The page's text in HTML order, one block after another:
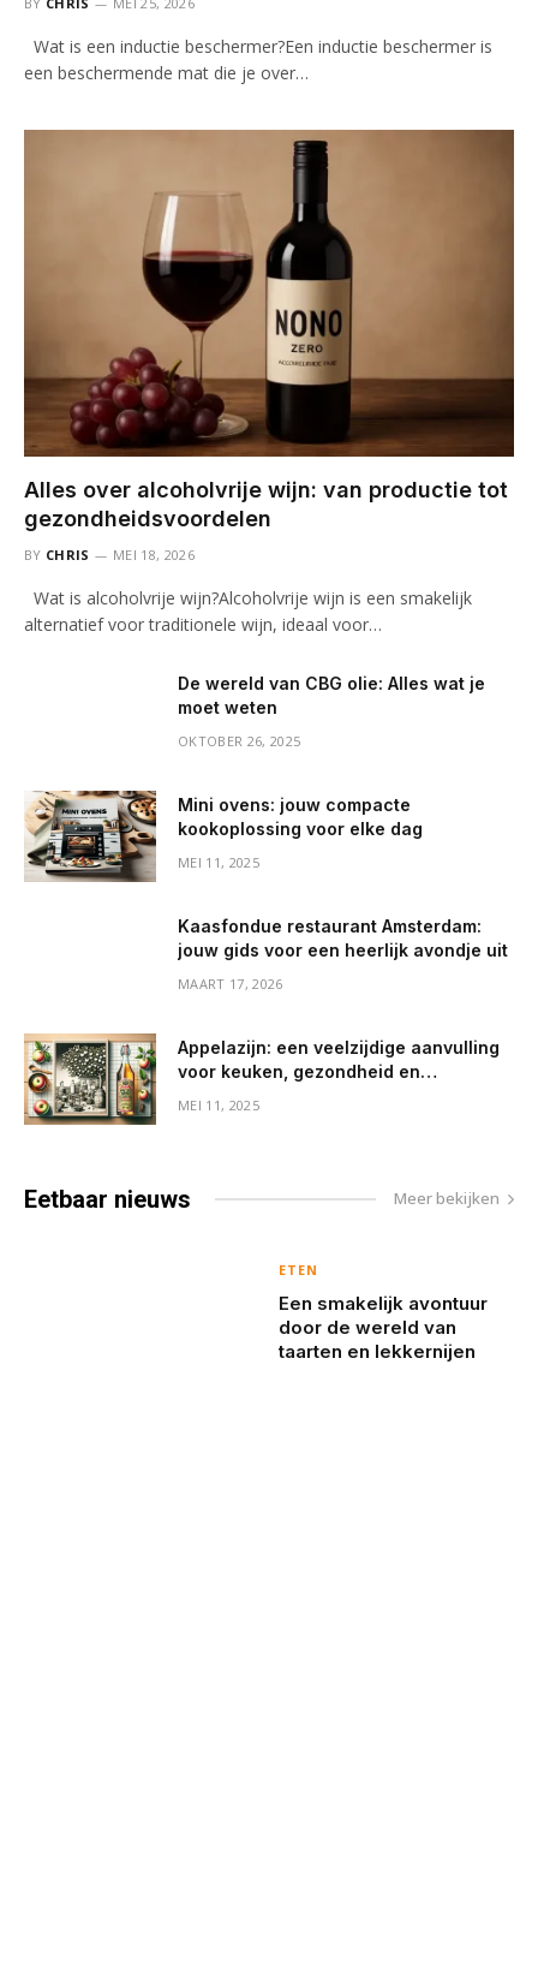
Wat is een inductie beschermer?Een inductie beschermer is
een beschermende mat die je over…
Alles over alcoholvrije wijn: van productie tot
gezondheidsvoordelen
BY CHRIS MEI 18, 2026
Wat is alcoholvrije wijn?Alcoholvrije wijn is een smakelijk
alternatief voor traditionele wijn, ideaal voor…
De wereld van CBG olie: Alles wat je
moet weten
OKTOBER 26, 2025
Mini ovens: jouw compacte
kookoplossing voor elke dag
MEI 11, 2025
Kaasfondue restaurant Amsterdam:
jouw gids voor een heerlijk avondje uit
MAART 17, 2026
Appelazijn: een veelzijdige aanvulling
voor keuken, gezondheid en
MEI 11, 2025
Eetbaar nieuws Meer bekijken
ETEN
Een smakelijk avontuur
door de wereld van
taarten en lekkernijen